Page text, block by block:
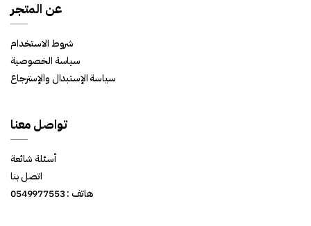
عن المتجر
شروط الاستخدام
سياسة الخصوصية
سياسة الإستبدال والإسترجاع
تواصل معنا
أسئلة شائعة
اتصل بنا
هاتف : 0549977553